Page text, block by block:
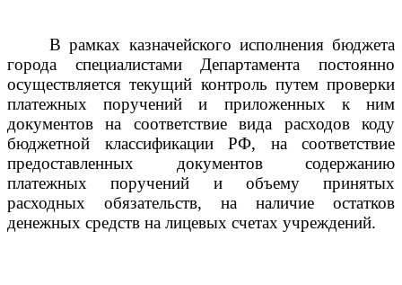
В рамках казначейского исполнения бюджета
города специалистами Департамента постоянно
осуществляется текущий контроль путем проверки
платежных поручений и приложенных к ним
документов на соответствие вида расходов коду
бюджетной классификации РФ, на соответствие
предоставленных документов содержанию
платежных поручений и объему принятых
расходных обязательств, на наличие остатков
денежных средств на лицевых счетах учреждений.